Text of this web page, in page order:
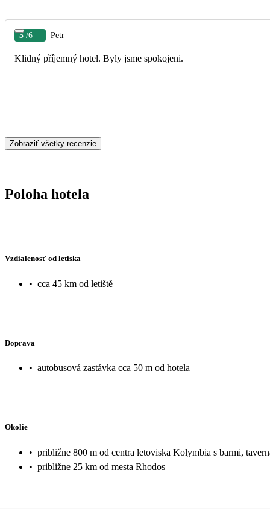
5 /6 Petr
Klidný příjemný hotel. Byly jsme spokojeni.
Zobraziť všetky recenzie
Poloha hotela
Vzdialenosť od letiska
• cca 45 km od letiště
Doprava
• autobusová zastávka cca 50 m od hotela
Okolie
• približne 800 m od centra letoviska Kolymbia s barmi,
• približne 25 km od mesta Rhodos